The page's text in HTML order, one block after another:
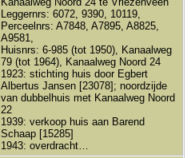
Leggernrs: 6072, 9390, 10119,
Perceelnrs: A7848, A7895, A8825,
A9581,
Huisnrs: 6-985 (tot 1950), Kanaalweg
79 (tot 1964), Kanaalweg Noord 24
1923: stichting huis door Egbert
Albertus Jansen [23078]; noordzijde
van dubbelhuis met Kanaalweg Noord
22
1939: verkoop huis aan Barend
Schaap [15285]
1943: overdracht…